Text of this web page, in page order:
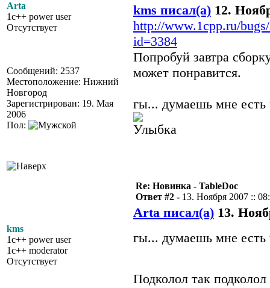
Arta
1c++ power user
Отсутствует
Сообщений: 2537
Местоположение: Нижний
Новгород
Зарегистрирован: 19. Мая
2006
Пол:
kms писал(а) 12.
http://www.1cpp.ru/
id=3384
Попробуй завтра
может понравится.
гы... думаешь мне есть
kms
1c++ power user
1c++ moderator
Отсутствует
Re: Новинка - TableDoc
Ответ #2 - 13. Ноября 2007 ::
Arta писал(а) 13.
гы... думаешь мне
Подколол так подколол